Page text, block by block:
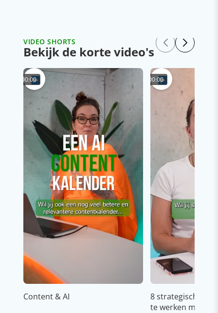
VIDEO SHORTS
Bekijk de korte video's
00:00
Content & AI
00:00
8 strategische
te werken met